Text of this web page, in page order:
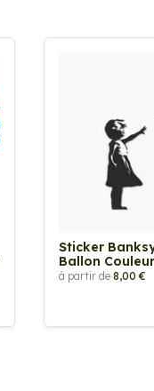
Sticker
Ballon Couleur
à partir de 8,00 €